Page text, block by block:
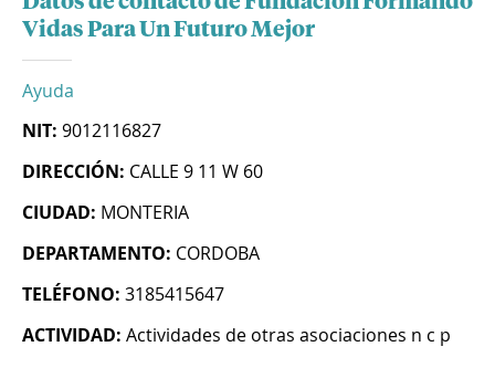
Vidas Para Un Futuro Mejor
Ayuda
NIT: 9012116827
DIRECCIÓN: CALLE 9 11 W 60
CIUDAD: MONTERIA
DEPARTAMENTO: CORDOBA
TELÉFONO: 3185415647
ACTIVIDAD: Actividades de otras asociaciones n c p